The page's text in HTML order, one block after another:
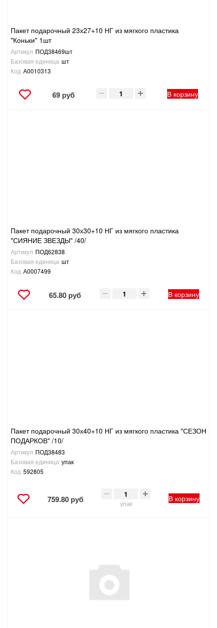
Пакет подарочный 23х27+10 НГ из мягкого пластика
"Коньки" 1шт
Артикул ПОД38469шт
Базовая единица шт
Код А0010313
69 руб В корзину
Пакет подарочный 30х30+10 НГ из мягкого пластика
"СИЯНИЕ ЗВЕЗДЫ" /40/
Артикул ПОД62838
Базовая единица шт
Код А0007499
65.80 руб В корзину
Пакет подарочный 30х40+10 НГ из мягкого пластика "СЕЗОН
ПОДАРКОВ" /10/
Артикул ПОД38483
Базовая единица упак
Код 592805
759.80 руб упак
В корзину